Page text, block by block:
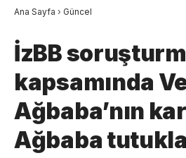
Ana Sayfa › Güncel
İzBB
kapsamında
Ağbaba’nın
Ağbaba